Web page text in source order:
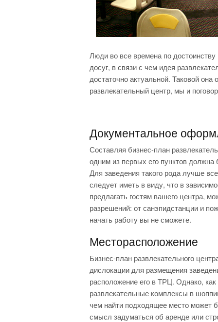
Люди во все времена по
досуг, в связи с чем идея
достаточно актуальной. Таковой она
развлекательный центр, мы и
Документальное
Составляя бизнес-план
одним из первых его пунктов
Для заведения такого рода лучше
следует иметь в виду, что в
предлагать гостям вашего центра,
разрешений: от санэпидстанции и
начать работу вы не сможете.
Месторасположение
Бизнес-план развлекательного
дислокации для размещения
расположение его в ТРЦ. Однако,
развлекательные комплексы в
чем найти подходящее место может
смысл задуматься об аренде или